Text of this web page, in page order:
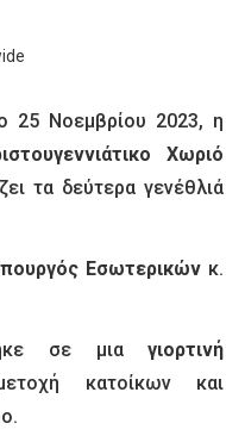
25 Νοεμβρίου 2023, η
Χωριό
τα δεύτερα γενέθλιά
Εσωτερικών κ.
σε μιαγιορτινή
κατοίκων και